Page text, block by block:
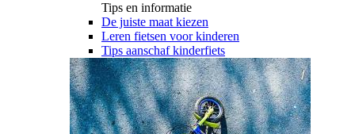
Tips en informatie
De juiste maat kiezen
Leren fietsen voor kinderen
Tips aanschaf kinderfiets